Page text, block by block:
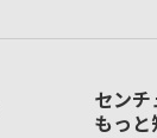
セン
もっと